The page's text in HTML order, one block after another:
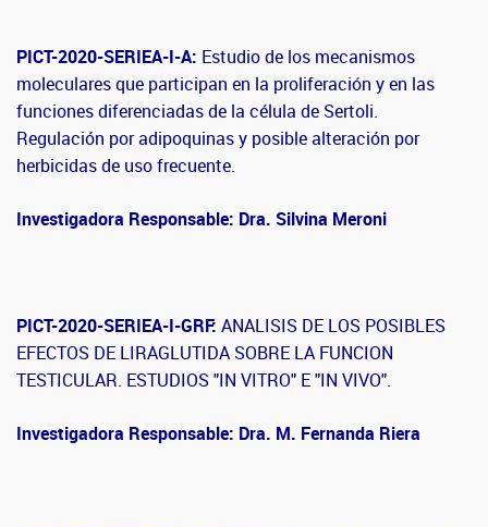
PICT-2020-SERIEA-I-A: Estudio de los mecanismos
moleculares que participan en la proliferación y en las
funciones diferenciadas de la célula de Sertoli.
Regulación por adipoquinas y posible alteración por
herbicidas de uso frecuente.
Investigadora Responsable: Dra. Silvina Meroni
PICT-2020-SERIEA-I-GRF: ANALISIS DE LOS POSIBLES
EFECTOS DE LIRAGLUTIDA SOBRE LA FUNCION
TESTICULAR. ESTUDIOS "IN VITRO" E "IN VIVO".
Investigadora Responsable: Dra. M. Fernanda Riera